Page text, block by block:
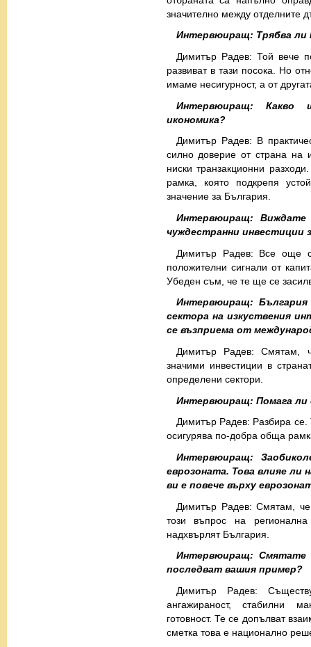
значително между отделните
Интервюиращ: Трябва ли
Димитър Радев: Той вече
развиват в тази посока. Но
имаме несигурност, а от
Интервюиращ: Какво
икономика?
Димитър Радев: В
силно доверие от страна на
ниски транзакционни
рамка, която подкрепя
значение за България.
Интервюиращ: Виждате
чуждестранни инвестиции
Димитър Радев: Все още
положителни сигнали от
Убеден съм, че те ще се
Интервюиращ:
сектора на изкуствения
се възприема от
Димитър Радев: Смятам,
значими инвестиции в
определени сектори.
Интервюиращ: Помага
Димитър Радев: Разбира се.
осигурява по-добра обща
Интервюиращ:
еврозоната. Това влияе
ви е повече върху
Димитър Радев: Смятам,
този въпрос на
надхвърлят България.
Интервюиращ: Смятате
последват вашия пример?
Димитър Радев:
ангажираност, стабилни
готовност. Те се допълват
сметка това е национално